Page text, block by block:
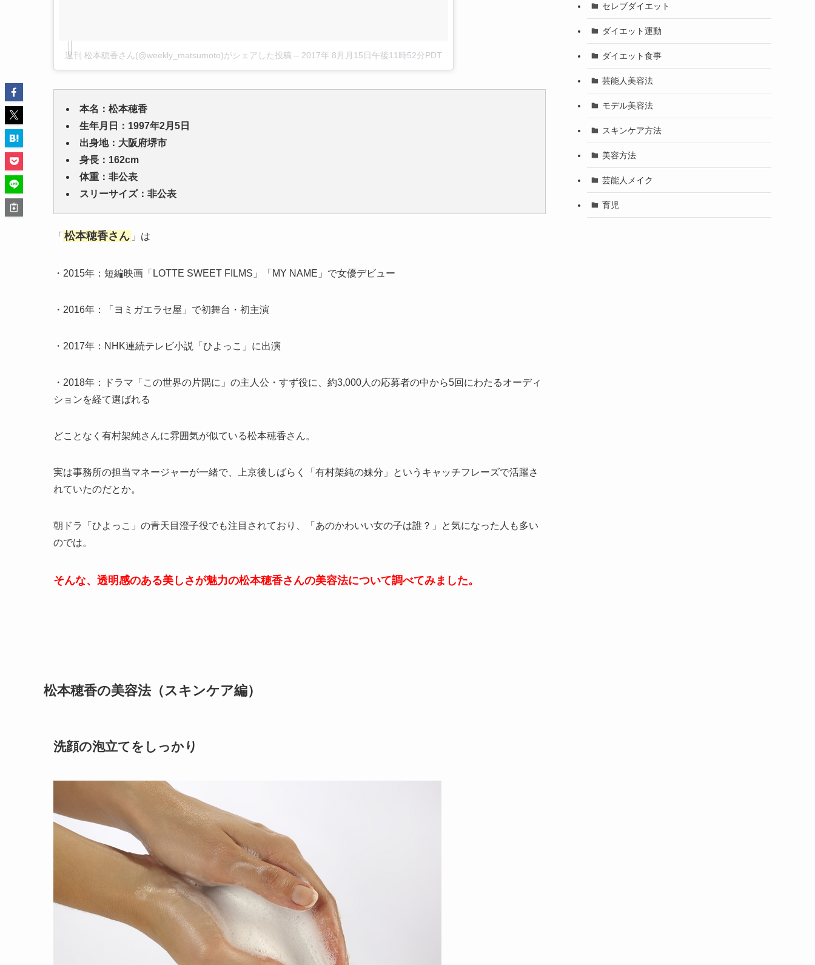
週刊 松本穂香さん(@weekly_matsumoto)がシェアした投稿 – 2017年 8月月15日午後11時52分PDT
本名：松本穂香
生年月日：1997年2月5日
出身地：大阪府堺市
身長：162cm
体重：非公表
スリーサイズ：非公表
「 松本穂香さん 」は
・2015年：短編映画「LOTTE SWEET FILMS」「MY NAME」で女優デビュー
・2016年：「ヨミガエラセ屋」で初舞台・初主演
・2017年：NHK連続テレビ小説「ひよっこ」に出演
・2018年：ドラマ「この世界の片隅に」の主人公・すず役に、約3,000人の応募者の中から5回にわたるオーディ
ションを経て選ばれる
どことなく有村架純さんに雰囲気が似ている松本穂香さん。
実は事務所の担当マネージャーが一緒で、上京後しばらく「有村架純の妹分」というキャッチフレーズで活躍さ
れていたのだとか。
朝ドラ「ひよっこ」の青天目澄子役でも注目されており、「あのかわいい女の子は誰？」と気になった人も多い
のでは。
そんな、透明感のある美しさが魅力の松本穂香さんの美容法について調べてみました。
松本穂香の美容法（スキンケア編）
洗顔の泡立てをしっかり
セレブダイエット
ダイエット運動
ダイエット食事
芸能人美容法
モデル美容法
スキンケア方法
美容方法
芸能人メイク
育児